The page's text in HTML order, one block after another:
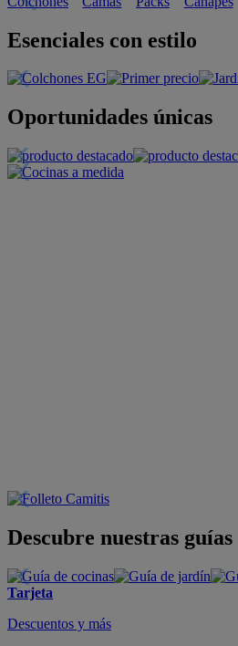
Esenciales con estilo
Oportunidades únicas
Descubre nuestras guías
Tarjeta
Descuentos y más